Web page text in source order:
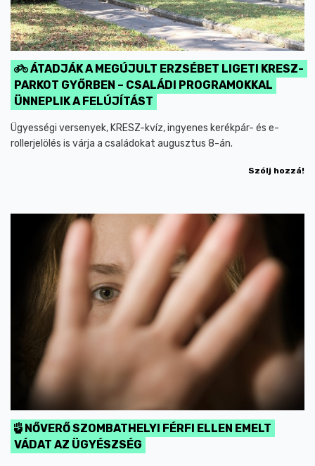
ÁTADJÁK A MEGÚJULT ERZSÉBET LIGETI KRESZ-
PARKOT GYŐRBEN – CSALÁDI PROGRAMOKKAL
ÜNNEPLIK A FELÚJÍTÁST
Ügyességi versenyek, KRESZ-kvíz, ingyenes kerékpár- és e-
rollerjelölés is várja a családokat augusztus 8-án.
Szólj hozzá!
NŐVERŐ SZOMBATHELYI FÉRFI ELLEN EMELT
VÁDAT AZ ÜGYÉSZSÉG